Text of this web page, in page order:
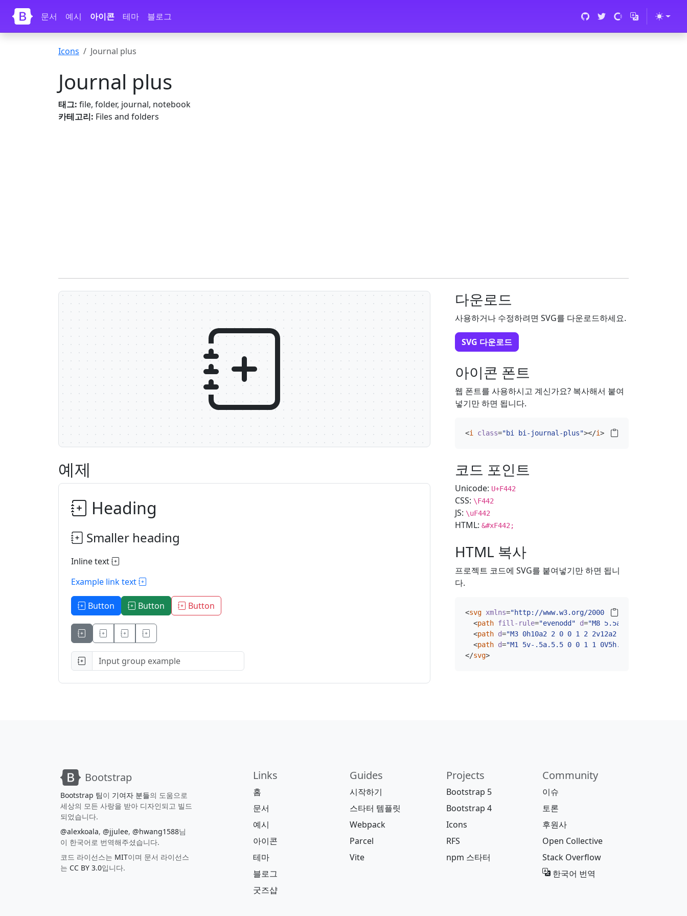
내용으로 건너뛰기
문서
예시 아이콘 테마 블로그
Icons Journal plus
Journal plus
태그: file, folder, journal, notebook
카테고리: Files and folders
예제
Heading
Smaller heading
Inline text
Example link text
Button Button Button
ButtonButtonButton
다운로드
사용하거나 수정하려면 SVG를 다운로드하세요.
SVG 다운로드
아이콘 폰트
웹 폰트를 사용하시고 계신가요? 복사해서 붙여
넣기만 하면 됩니다.
<i class="bi bi-journal-plus"></i>
코드 포인트
Unicode: U+F442
CSS: \F442
JS: \uF442
HTML: &#xF442;
HTML 복사
프로젝트 코드에 SVG를 붙여넣기만 하면 됩니
다.
<svg xmlns="http://www.w3.org/2000/svg"
<path fill-rule="evenodd" d="M8 5.5a.5.5 0 0 1
<path d="M3 0h10a2 2 0 0 1 2 2v12a2 2 0 0 1-2
<path d="M1 5v-.5a.5.5 0 0 1 1 0V5h.5a.5.5 0 0 1 0
</svg>
Bootstrap
Bootstrap 팀이 기여자 분들의 도움으로
세상의 모든 사랑을 받아 디자인되고 빌드
되었습니다.
@alexkoala, @jjulee, @hwang1588님
이 한국어로 번역해주셨습니다.
코드 라이선스는 MIT이며 문서 라이선스
는 CC BY 3.0입니다.
Links
홈
문서
예시
아이콘
테마
블로그
굿즈샵
Guides
시작하기
스타터 템플릿
Webpack
Parcel
Vite
Projects
Bootstrap 5
Bootstrap 4
Icons
RFS
npm 스타터
Community
이슈
토론
후원사
Open Collective
Stack Overflow
한국어 번역